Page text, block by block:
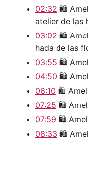
02:32 🛍️
atelier de las
03:02 🛍️
hada de las
03:55 🛍️
04:50 🛍️
06:10 🛍️
07:25 🛍️
07:59 🛍️
08:33 🛍️